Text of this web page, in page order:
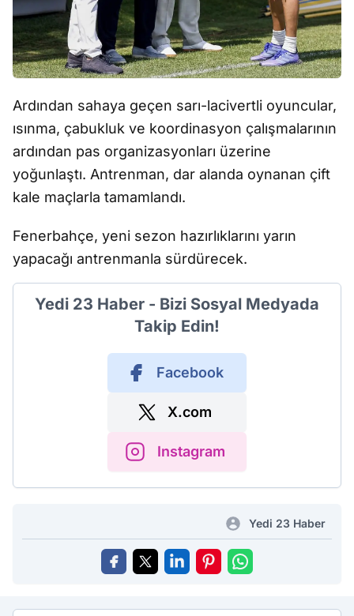
Ardından sahaya geçen sarı-lacivertli oyuncular,
ısınma, çabukluk ve koordinasyon çalışmalarının
ardından pas organizasyonları üzerine
yoğunlaştı. Antrenman, dar alanda oynanan çift
kale maçlarla tamamlandı.
Fenerbahçe, yeni sezon hazırlıklarını yarın
yapacağı antrenmanla sürdürecek.
Yedi 23 Haber - Bizi Sosyal Medyada
Takip Edin!
Facebook
X.com
Instagram
Yedi 23 Haber